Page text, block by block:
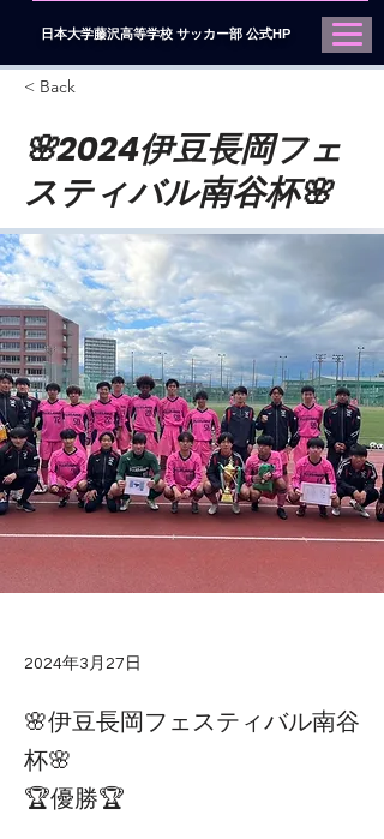
日本大学藤沢高等学校 サッカー部 公式HP
< Back
🌸2024伊豆長岡フェ
スティバル南谷杯🌸
2024年3月27日
🌸伊豆長岡フェスティバル南谷
杯🌸
🏆優勝🏆